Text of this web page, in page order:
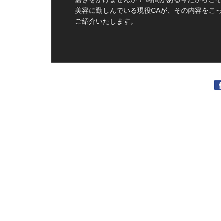
美容に勤しんでいる現役CAが、その内容をこ
ご紹介いたします。